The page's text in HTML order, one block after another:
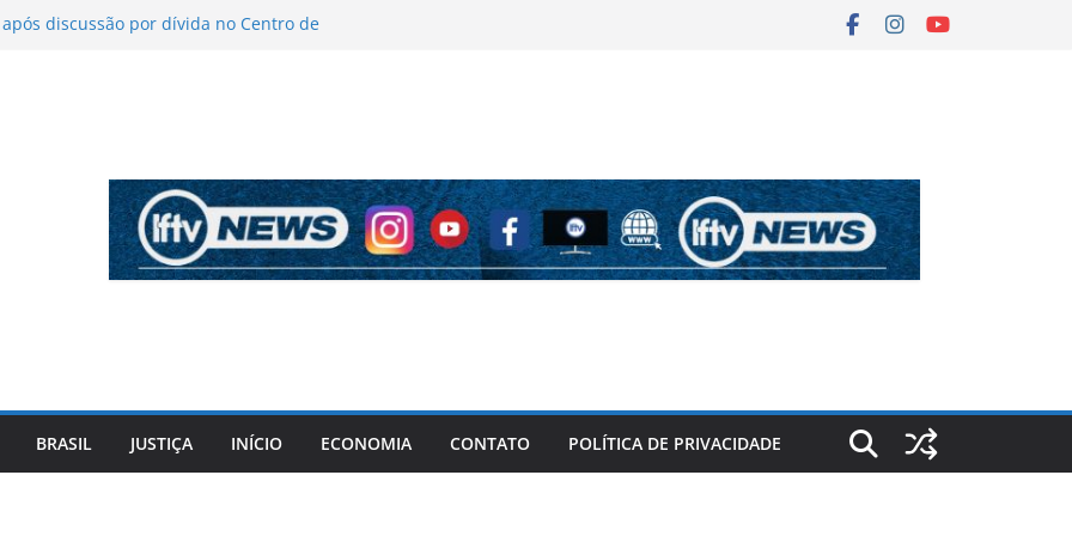
discussão por dívida no Centro de
tiros após criminosos invadirem
BRASIL JUSTIÇA INÍCIO ECONOMIA CONTATO POLÍTICA DE PRIVACIDADE